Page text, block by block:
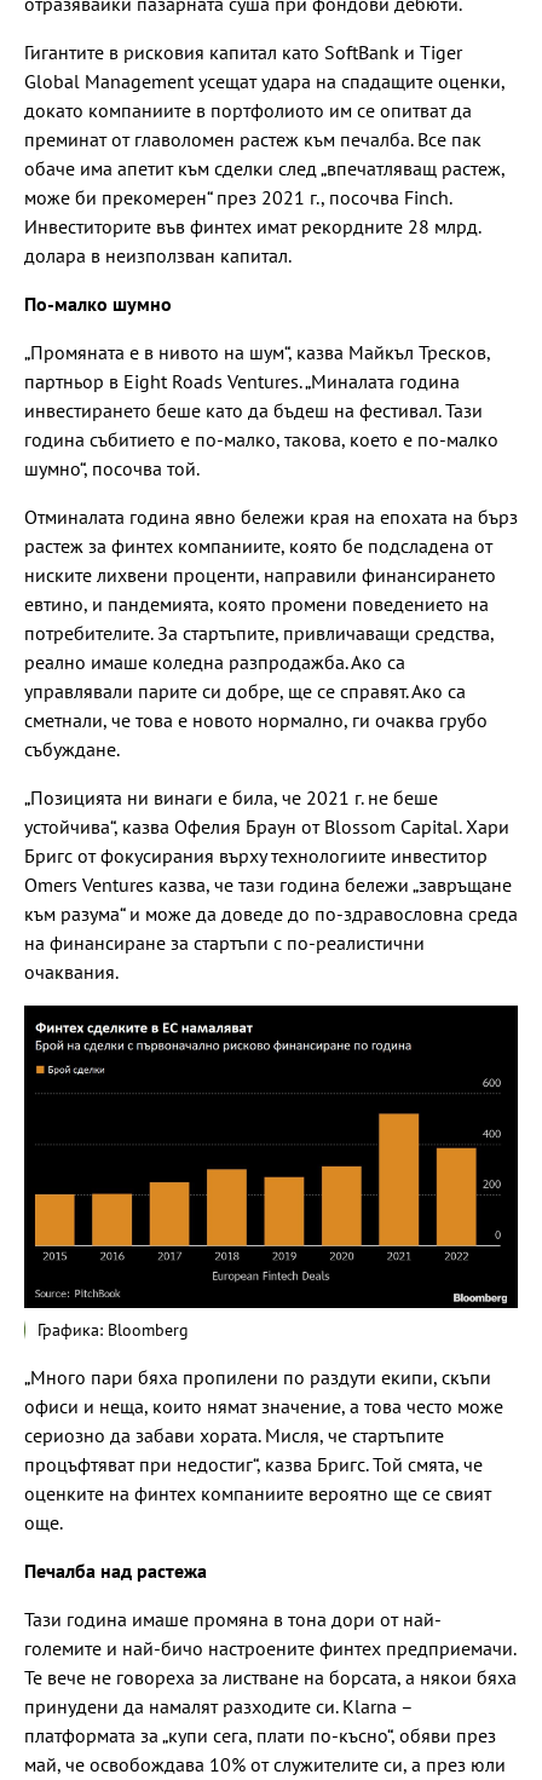
Гигантите в рисковия капитал като SoftBank и Tiger
Global Management усещат удара на спадащите оценки,
докато компаниите в портфолиото им се опитват да
преминат от главоломен растеж към печалба. Все пак
обаче има апетит към сделки след „впечатляващ растеж,
може би прекомерен“ през 2021 г., посочва Finch.
Инвеститорите във финтех имат рекордните 28 млрд.
долара в неизползван капитал.
По-малко шумно
„Промяната е в нивото на шум“, казва Майкъл Тресков,
партньор в Eight Roads Ventures. „Миналата година
инвестирането беше като да бъдеш на фестивал. Тази
година събитието е по-малко, такова, което е по-малко
шумно“, посочва той.
Отминалата година явно бележи края на епохата на бърз
растеж за финтех компаниите, която бе подсладена от
ниските лихвени проценти, направили финансирането
евтино, и пандемията, която промени поведението на
потребителите. За стартъпите, привличаващи средства,
реално имаше коледна разпродажба. Ако са
управлявали парите си добре, ще се справят. Ако са
сметнали, че това е новото нормално, ги очаква грубо
събуждане.
„Позицията ни винаги е била, че 2021 г. не беше
устойчива“, казва Офелия Браун от Blossom Capital. Хари
Бригс от фокусирания върху технологиите инвеститор
Omers Ventures казва, че тази година бележи „завръщане
към разума“ и може да доведе до по-здравословна среда
на финансиране за стартъпи с по-реалистични
очаквания.
Графика: Bloomberg
„Много пари бяха пропилени по раздути екипи, скъпи
офиси и неща, които нямат значение, а това често може
сериозно да забави хората. Мисля, че стартъпите
процъфтяват при недостиг“, казва Бригс. Той смята, че
оценките на финтех компаниите вероятно ще се свият
още.
Печалба над растежа
Тази година имаше промяна в тона дори от най-
големите и най-бичо настроените финтех предприемачи.
Те вече не говореха за листване на борсата, а някои бяха
принудени да намалят разходите си. Klarna –
платформата за „купи сега, плати по-късно“, обяви през
май, че освобождава 10% от служителите си, а през юли